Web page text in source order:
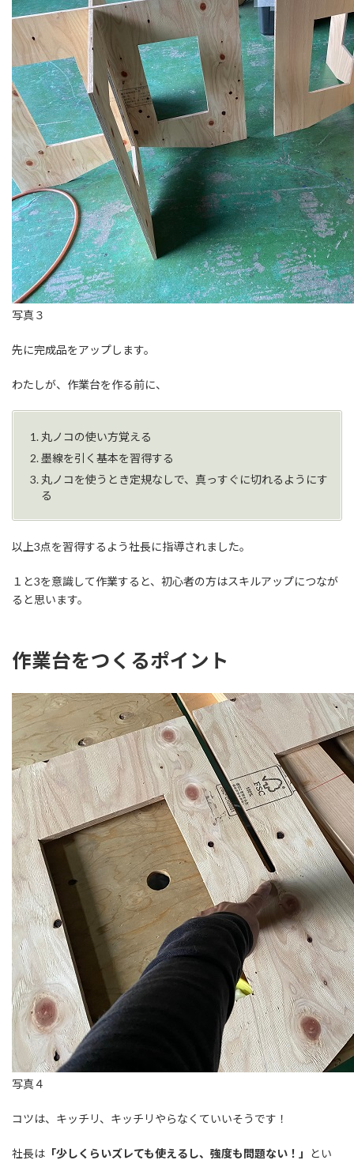
写真３
先に完成品をアップします。
わたしが、作業台を作る前に、
丸ノコの使い方覚える
墨線を引く基本を習得する
丸ノコを使うとき定規なしで、真っすぐに切れるようにす
る
以上3点を習得するよう社長に指導されました。
１と3を意識して作業すると、初心者の方はスキルアップにつなが
ると思います。
作業台をつくるポイント
写真４
コツは、キッチリ、キッチリやらなくていいそうです！
社長は 「少しくらいズレても使えるし、強度も問題ない！」
とい